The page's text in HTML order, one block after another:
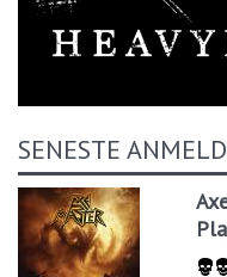
SENESTE